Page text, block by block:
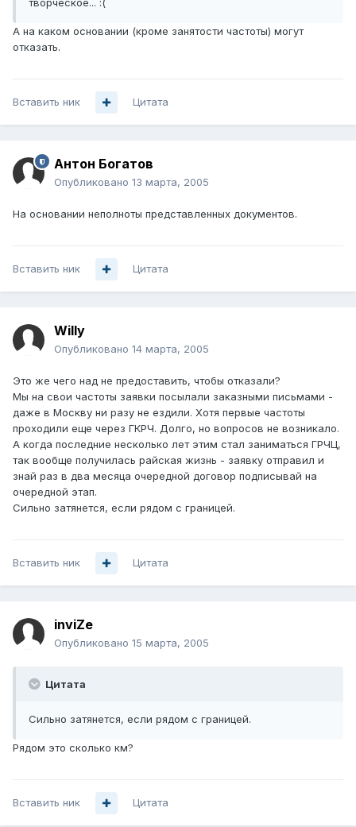
творческое... :(
А на каком основании (кроме занятости частоты) могут
отказать.
Вставить ник Цитата
Антон Богатов
Опубликовано 13 марта, 2005
На основании неполноты представленных документов.
Вставить ник Цитата
Willy
Опубликовано 14 марта, 2005
Это же чего над не предоставить, чтобы отказали?
Мы на свои частоты заявки посылали заказными письмами -
даже в Москву ни разу не ездили. Хотя первые частоты
проходили еще через ГКРЧ. Долго, но вопросов не возникало.
А когда последние несколько лет этим стал заниматься ГРЧЦ,
так вообще получилась райская жизнь - заявку отправил и
знай раз в два месяца очередной договор подписывай на
очередной этап.
Сильно затянется, если рядом с границей.
Вставить ник Цитата
inviZe
Опубликовано 15 марта, 2005
Цитата
Сильно затянется, если рядом с границей.
Рядом это сколько км?
Вставить ник Цитата